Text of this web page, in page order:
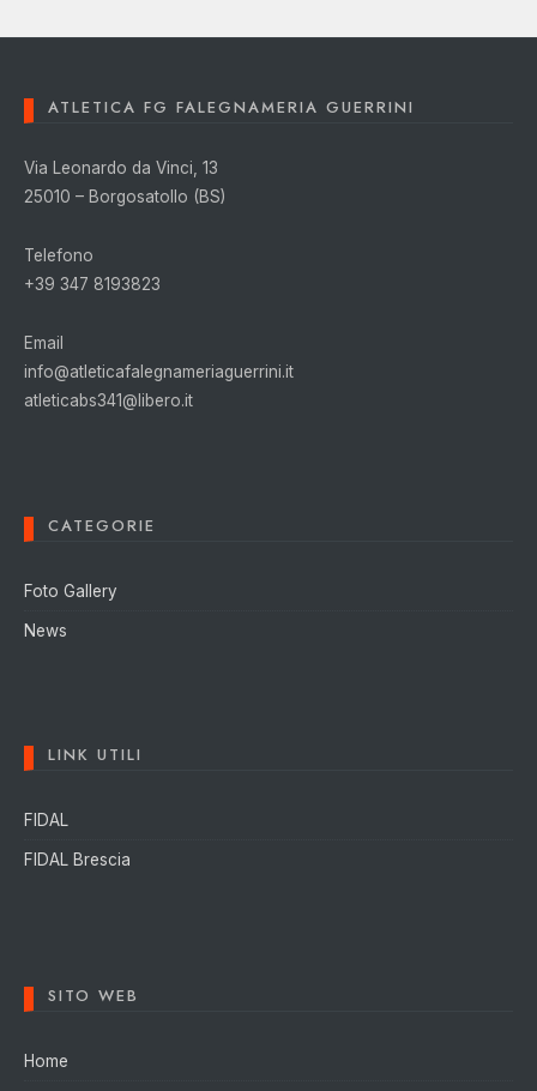
ATLETICA FG FALEGNAMERIA GUERRINI
Via Leonardo da Vinci, 13
25010 – Borgosatollo (BS)
Telefono
+39 347 8193823
Email
info@atleticafalegnameriaguerrini.it
atleticabs341@libero.it
CATEGORIE
Foto Gallery
News
LINK UTILI
FIDAL
FIDAL Brescia
SITO WEB
Home